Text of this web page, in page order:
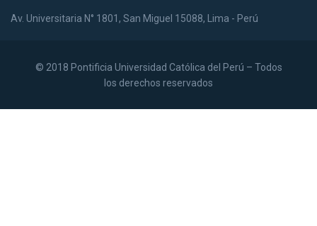
Av. Universitaria N° 1801, San Miguel 15088, Lima - Perú
© 2018 Pontificia Universidad Católica del Perú – Todos
los derechos reservados